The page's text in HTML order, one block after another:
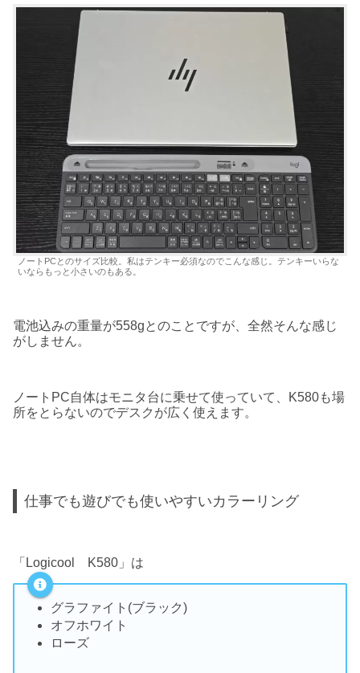
ノートPCとのサイズ比較。私はテンキー必須なのでこんな感じ。テンキーいらな
いならもっと小さいのもある。
電池込みの重量が558gとのことですが、全然そんな感じ
がしません。
ノートPC自体はモニタ台に乗せて使っていて、K580も場
所をとらないのでデスクが広く使えます。
仕事でも遊びでも使いやすいカラーリング
「Logicool K580」は
グラファイト(ブラック)
オフホワイト
ローズ